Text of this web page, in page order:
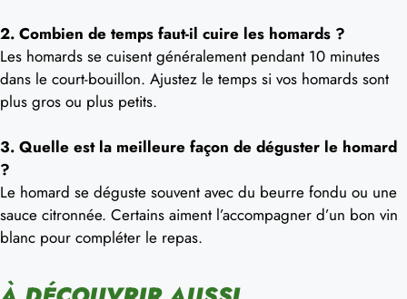
2. Combien de temps faut-il cuire les homards ?
Les homards se cuisent généralement pendant 10 minutes
dans le court-bouillon. Ajustez le temps si vos homards sont
plus gros ou plus petits.
3. Quelle est la meilleure façon de déguster le homard
?
Le homard se déguste souvent avec du beurre fondu ou une
sauce citronnée. Certains aiment l’accompagner d’un bon vin
blanc pour compléter le repas.